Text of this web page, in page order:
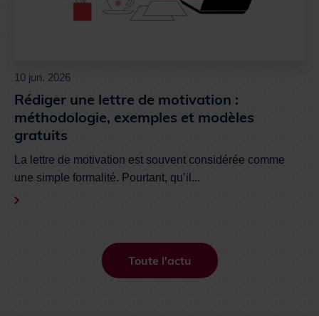
10 jun. 2026
Rédiger une lettre de motivation :
méthodologie, exemples et modèles
gratuits
La lettre de motivation est souvent considérée comme
une simple formalité. Pourtant, qu’il...
Toute l'actu